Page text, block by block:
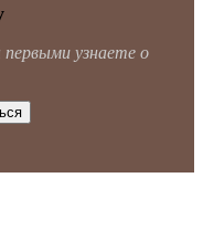
узнаете о